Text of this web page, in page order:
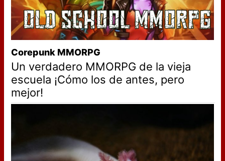
Corepunk MMORPG
Un verdadero MMORPG de la vieja
escuela ¡Cómo los de antes, pero
mejor!